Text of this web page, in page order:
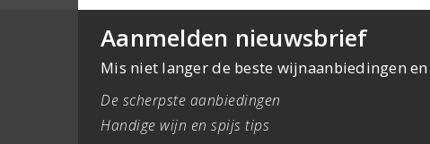
Aanmelden nieuwsbrief
Mis niet langer de beste wijnaanbiedingen
De scherpste aanbiedingen
Handige wijn en spijs tips